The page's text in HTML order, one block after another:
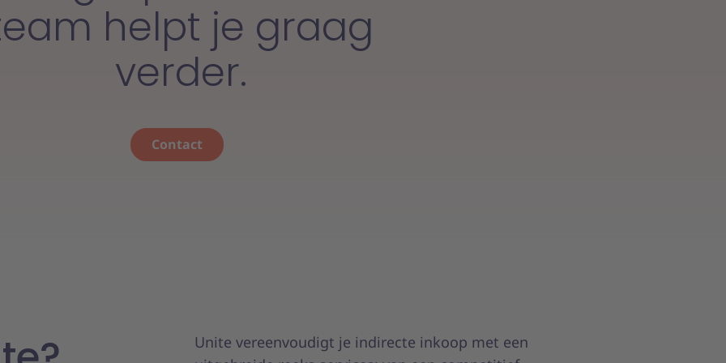
helpt je graag
verder.
Contact
Unite vereenvoudigt je indirecte inkoop met een